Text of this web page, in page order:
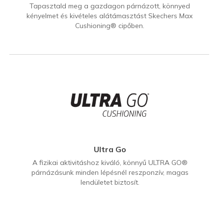
Tapasztald meg a gazdagon párnázott, könnyed
kényelmet és kivételes alátámasztást Skechers Max
Cushioning® cipőben.
Ultra Go
A fizikai aktivitáshoz kiváló, könnyű ULTRA GO®
párnázásunk minden lépésnél reszponzív, magas
lendületet biztosít.